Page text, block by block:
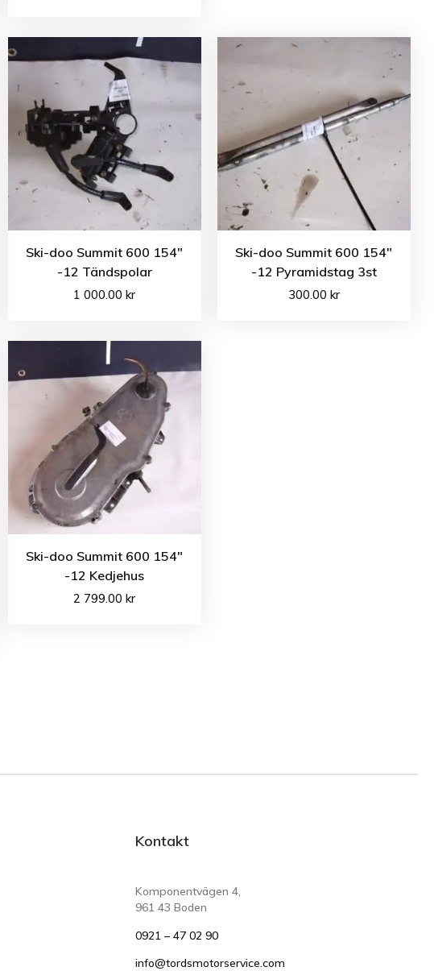
Ski-doo Summit 600 154″
-12 Tändspolar
1 000.00kr
Ski-doo Summit 600 154″
-12 Pyramidstag 3st
300.00 kr
Ski-doo Summit 600 154″
-12 Kedjehus
2 799.00kr
Kontakt
Komponentvägen 4,
961 43 Boden
0921 – 47 02 90
info@tordsmotorservice.com